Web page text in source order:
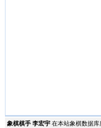
象棋棋手 李宏宇 在本站象棋数据